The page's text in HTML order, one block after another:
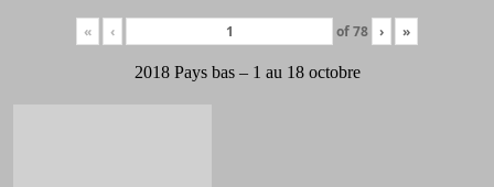
« ‹ of78 › »
2018 Pays bas – 1 au 18 octobre